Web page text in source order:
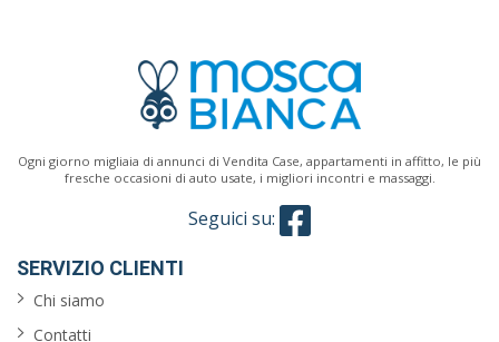
Ogni giorno migliaia di annunci di Vendita Case, appartamenti in affitto, le più
fresche occasioni di auto usate, i migliori incontri e massaggi.
Seguici su:
SERVIZIO CLIENTI
Chi siamo
Contatti